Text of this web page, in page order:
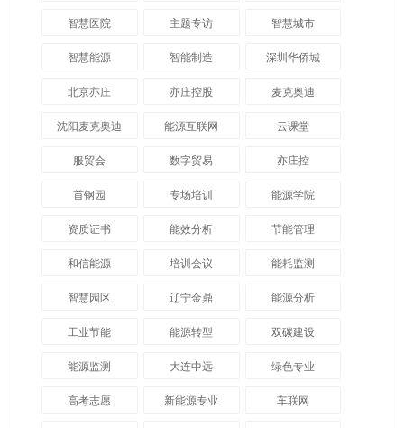
智慧医院 主题专访 智慧城市
​智慧能源 智能制造 深圳华侨城
北京亦庄 亦庄控股 麦克奥迪
沈阳麦克奥迪 能源互联网 云课堂
服贸会 数字贸易 亦庄控
首钢园 专场培训 能源学院
资质证书 能效分析 节能管理
和信能源 培训会议 能耗监测
智慧园区 辽宁金鼎 能源分析
工业节能 能源转型 双碳建设
能源监测 大连中远 绿色专业
高考志愿 新能源专业 车联网